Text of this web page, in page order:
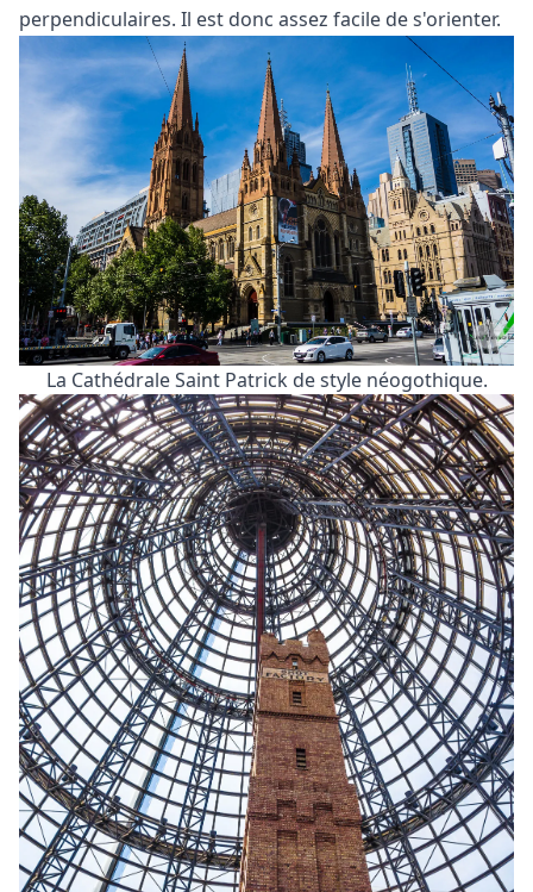
perpendiculaires. Il est donc assez facile de s'orienter.
La Cathédrale Saint Patrick de style néogothique.